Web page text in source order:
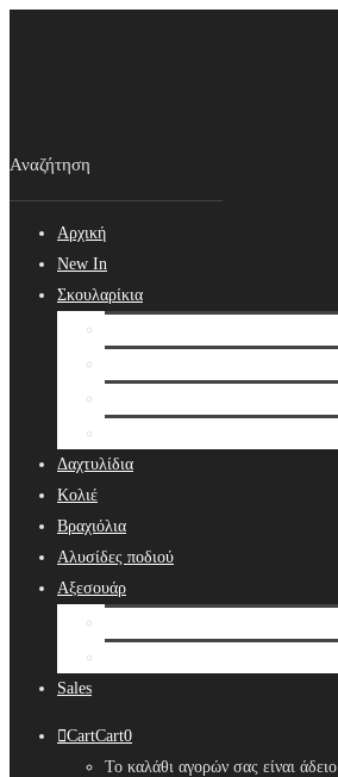
Αρχική
New In
Σκουλαρίκια
Δαχτυλίδια
Κολιέ
Βραχιόλια
Αλυσίδες ποδιού
Αξεσουάρ
Sales
CartCart0
Το καλάθι αγορών σας είναι άδειο